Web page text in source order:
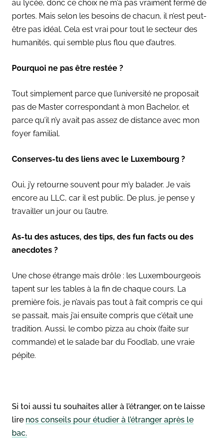
au lycée, donc ce choix ne m’a pas vraiment fermé de
portes. Mais selon les besoins de chacun, il n’est peut-
être pas idéal. Cela est vrai pour tout le secteur des
humanités, qui semble plus flou que d’autres.
Pourquoi ne pas être restée ?
Tout simplement parce que l’université ne proposait
pas de Master correspondant à mon Bachelor, et
parce qu’il n’y avait pas assez de distance avec mon
foyer familial.
Conserves-tu des liens avec le Luxembourg ?
Oui, j’y retourne souvent pour m’y balader. Je vais
encore au LLC, car il est public. De plus, je pense y
travailler un jour ou l’autre.
As-tu des astuces, des tips, des fun facts ou des
anecdotes ?
Une chose étrange mais drôle : les Luxembourgeois
tapent sur les tables à la fin de chaque cours. La
première fois, je n’avais pas tout à fait compris ce qui
se passait, mais j’ai ensuite compris que c’était une
tradition. Aussi, le combo pizza au choix (faite sur
commande) et le salade bar du Foodlab, une vraie
pépite.
Si toi aussi tu souhaites aller à l’étranger, on te laisse
lire nos conseils pour étudier à l’étranger après le
bac.